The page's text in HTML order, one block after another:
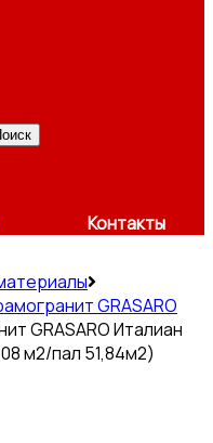
Контакты
GRASARO
GRASARO Италиан
м2/пал 51,84м2)